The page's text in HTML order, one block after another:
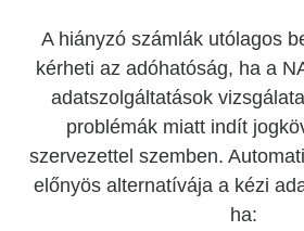
A hiányzó számlák utólagos
kérheti az adóhatóság, ha a
adatszolgáltatások
problémák miatt indít
szervezettel szemben.
előnyös alternatívája a kézi
ha: